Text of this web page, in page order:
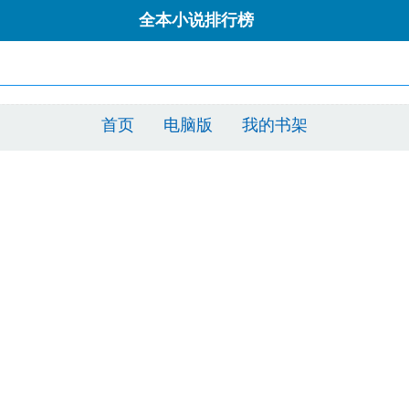
全本小说排行榜
首页 电脑版 我的书架